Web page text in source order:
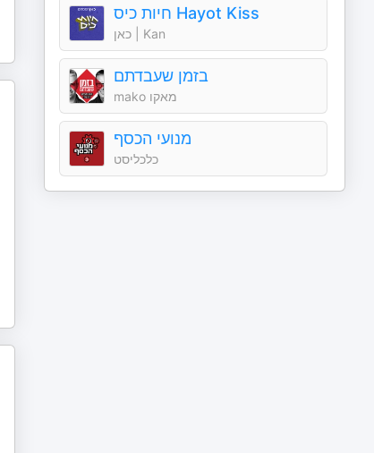
חיות כיס Hayot Kiss
כאן | Kan
בזמן שעבדתם
mako מאקו
מנועי הכסף
כלכליסט